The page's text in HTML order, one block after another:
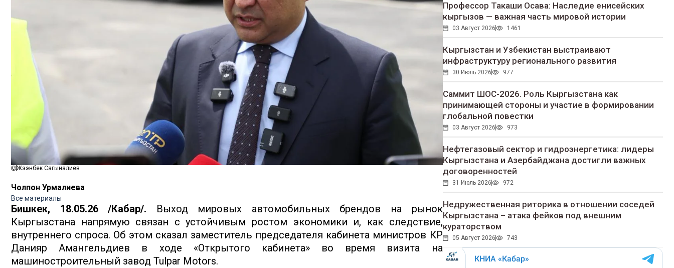
Жээнбек Сагыналиев
Чолпон Урмалиева
Все материалы
Бишкек, 18.05.26 /Кабар/. Выход мировых автомобильных брендов на рынок
Кыргызстана напрямую связан с устойчивым ростом экономики и, как следствие,
внутреннего спроса. Об этом сказал заместитель председателя кабинета министров КР
Данияр Амангельдиев в ходе «Открытого кабинета» во время визита на
машиностроительный завод Tulpar Motors.
Профессор Такаши Осава: Наследие енисейских
кыргызов — важная часть мировой истории
03 Август 2026 1461
Кыргызстан и Узбекистан выстраивают
инфраструктуру регионального развития
30 Июль 2026 977
Саммит ШОС-2026. Роль Кыргызстана как
принимающей стороны и участие в формировании
глобальной повестки
03 Август 2026 973
Нефтегазовый сектор и гидроэнергетика: лидеры
Кыргызстана и Азербайджана достигли важных
договоренностей
31 Июль 2026 972
Недружественная риторика в отношении соседей
Кыргызстана – атака фейков под внешним
кураторством
05 Август 2026 743